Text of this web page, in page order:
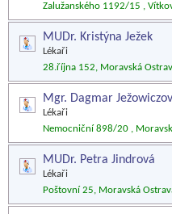
Zalužanského 1192/15 ,
MUDr. Kristýna Ježek
Lékaři
28.října 152, Moravská
Mgr. Dagmar
Lékaři
Nemocniční 898/20 ,
MUDr. Petra Jindrová
Lékaři
Poštovní 25, Moravská